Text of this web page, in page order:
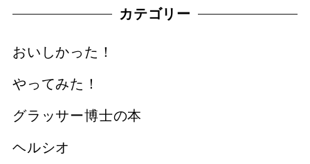
カテゴリー
おいしかった！
やってみた！
グラッサー博士の本
ヘルシオ